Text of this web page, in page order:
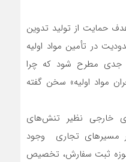
حمایت از تولید تدوین
در تأمین مواد اولیه
جدی مطرح شود که چرا
مواد اولیه» سخن گفته
خارجی نظیر تنش‌های
مسیرهای تجاری وجود
حوزه ثبت سفارش، تخصیص